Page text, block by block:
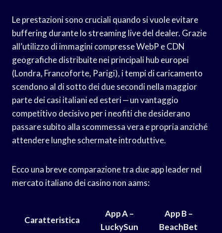
Le prestazioni sono cruciali quando si vuole evitare
buffering durante lo streaming live del dealer. Grazie
all’utilizzo di immagini compresse WebP e CDN
geografiche distribuite nei principali hub europei
(Londra, Francoforte, Parigi), i tempi di caricamento
scendono al di sotto dei due secondi nella maggior
parte dei casi italiani ed esteri — un vantaggio
competitivo decisivo per i neofiti che desiderano
passare subito alla scommessa vera e propria anziché
attendere lunghe schermate introduttive.
Ecco una breve comparazione tra due app leader nel
mercato italiano dei casino non aams:
Caratteristica
App A –
LuckySun
App B –
BeachBet